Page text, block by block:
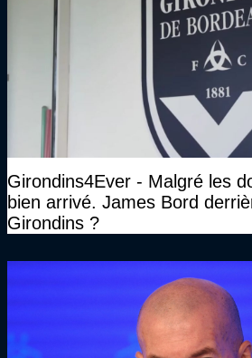
Girondins4Ever - Malgré les
bien arrivé. James Bord
Girondins ?